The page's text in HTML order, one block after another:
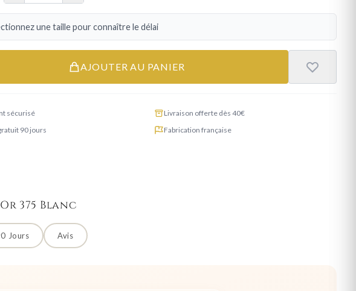
une taille pour connaître le délai
AJOUTER AU PANIER
sécurisé
Livraison offerte dès 40€
90 jours
Fabrication française
375 Blanc
Jours Avis